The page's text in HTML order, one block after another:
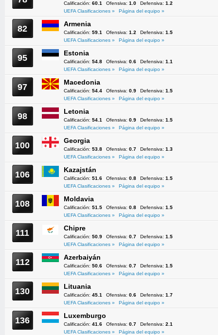
Calificación: 60.1 Ofensiva: 1.0 Defensiva: 1.2
UEFA Clasificaciones »
Página del equipo »
82 Armenia
Calificación: 59.1 Ofensiva: 1.2 Defensiva: 1.5
UEFA Clasificaciones »
Página del equipo »
95 Estonia
Calificación: 54.8 Ofensiva: 0.6 Defensiva: 1.1
UEFA Clasificaciones »
Página del equipo »
97 Macedonia
Calificación: 54.4 Ofensiva: 0.9 Defensiva: 1.5
UEFA Clasificaciones »
Página del equipo »
98 Letonia
Calificación: 54.1 Ofensiva: 0.9 Defensiva: 1.5
UEFA Clasificaciones »
Página del equipo »
100 Georgia
Calificación: 53.8 Ofensiva: 0.7 Defensiva: 1.3
UEFA Clasificaciones »
Página del equipo »
106 Kazajstán
Calificación: 51.6 Ofensiva: 0.8 Defensiva: 1.5
UEFA Clasificaciones »
Página del equipo »
108 Moldavia
Calificación: 51.5 Ofensiva: 0.8 Defensiva: 1.5
UEFA Clasificaciones »
Página del equipo »
111 Chipre
Calificación: 50.9 Ofensiva: 0.7 Defensiva: 1.5
UEFA Clasificaciones »
Página del equipo »
112 Azerbaiyán
Calificación: 50.6 Ofensiva: 0.7 Defensiva: 1.5
UEFA Clasificaciones »
Página del equipo »
130 Lituania
Calificación: 45.1 Ofensiva: 0.6 Defensiva: 1.7
UEFA Clasificaciones »
Página del equipo »
136 Luxemburgo
Calificación: 41.6 Ofensiva: 0.7 Defensiva: 2.1
UEFA Clasificaciones »
Página del equipo »